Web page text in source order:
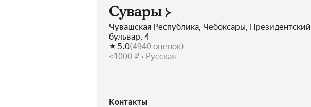
Сувары
Чувашская Республика, Чебоксары, Президентский
бульвар, 4
5.0(4940 оценок)
<1000 ₽ • Русская
Контакты